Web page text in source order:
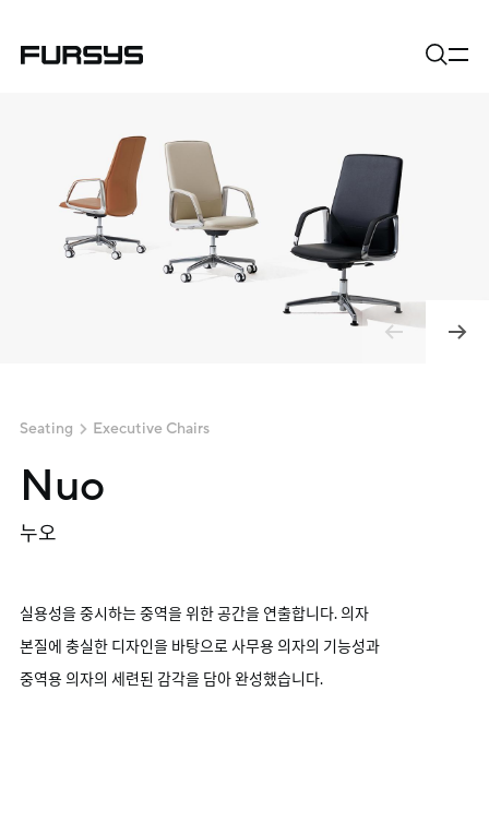
Seating Executive Chairs
Nuo
누오
실용성을 중시하는 중역을 위한 공간을 연출합니다. 의자
본질에 충실한 디자인을 바탕으로 사무용 의자의 기능성과
중역용 의자의 세련된 감각을 담아 완성했습니다.